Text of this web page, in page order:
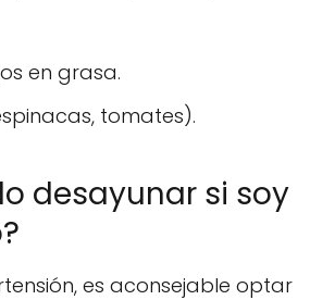
en grasa.
tomates).
desayunar si soy
es aconsejable optar